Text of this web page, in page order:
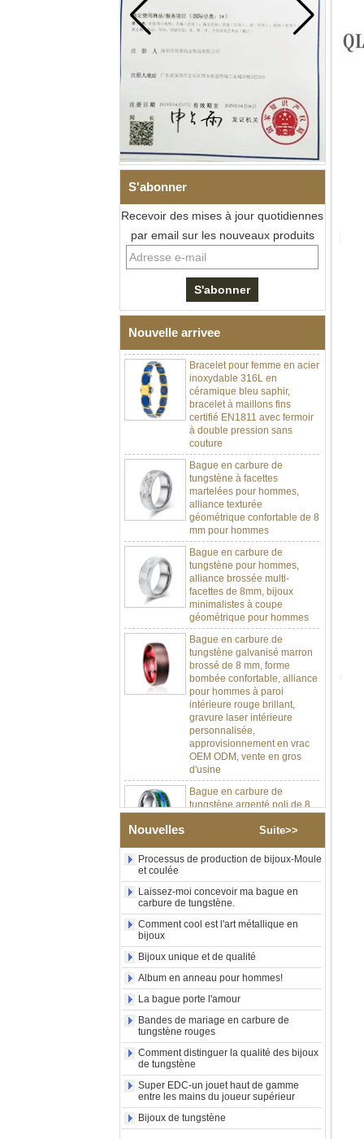
S'abonner
Recevoir des mises à jour quotidiennes
par email sur les nouveaux produits
Nouvelle arrivee
Bracelet à maillons I en acier
inoxydable 304 en
céramique de zircone noire
pour hommes, fermoir
316L, bracelet à maillons
thérapeutiques avec pierres
magnétiques et germanium
intégrées
Bracelet pour femme en acier
inoxydable 316L en
céramique bleu saphir,
bracelet à maillons fins
certifié EN1811 avec fermoir
à double pression sans
couture
Bague en carbure de
tungstène à facettes
martelées pour hommes,
alliance texturée
géométrique confortable de 8
mm pour hommes
Bague en carbure de
tungstène pour hommes,
alliance brossée multi-
facettes de 8mm, bijoux
minimalistes à coupe
géométrique pour hommes
Bague en carbure de
tungstène galvanisé marron
brossé de 8 mm, forme
bombée confortable, alliance
pour hommes à paroi
intérieure rouge brillant,
gravure laser intérieure
personnalisée,
approvisionnement en vrac
OEM ODM, vente en gros
d'usine
Bague en carbure de
tungstène argenté poli de 8
mm, incrustation centrale
d'opale bleue écrasée avec
bande de malachite
hommes, gravure laser
intérieure personnalisée,
approvisionnement en vrac
OEM ODM, vente en gros
d'usin
Bague en carbure de
carrée polie noire,
incrustation en bois avec
motif croisé en coquille
d'ormeau, bague de
déclaration religieuse pour
hommes, gravure intérieure
personnalisée,
approvisionnement en vrac
OEM ODM, vente en
Bague en carbure de
tungstène plaqué or rose de
8 mm, corde de guitare rouge
et incrustation d'opale
écrasée, alliance pour
Nouvelles Suite>>
Processus de production de bijoux-Moule
et coulée
Laissez-moi concevoir ma bague en
carbure de tungstène.
Comment cool est l'art métallique en
bijoux
Bijoux unique et de qualité
Album en anneau pour hommes!
La bague porte l'amour
Bandes de mariage en carbure de
tungstène rouges
Comment distinguer la qualité des bijoux
de tungstène
Super EDC-un jouet haut de gamme
entre les mains du joueur supérieur
Bijoux de tungstène